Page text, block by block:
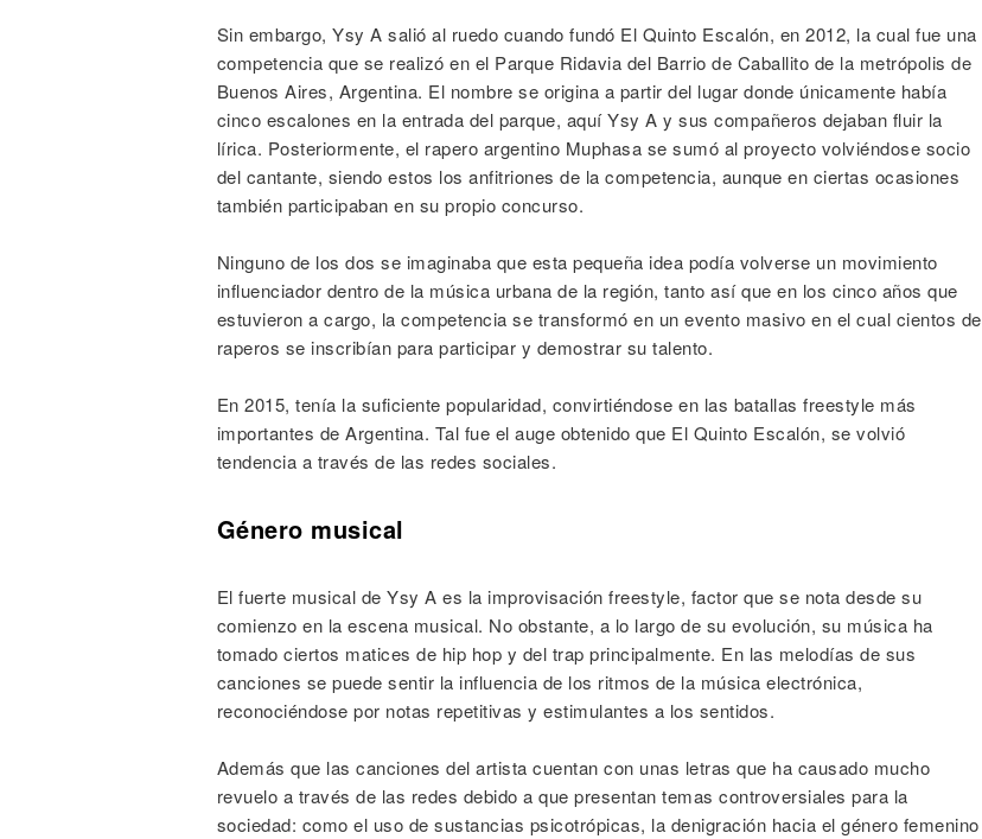
Sin embargo, Ysy A salió al ruedo cuando fundó El Quinto Escalón, en 2012, la cual fue una
competencia que se realizó en el Parque Ridavia del Barrio de Caballito de la metrópolis de
Buenos Aires, Argentina. El nombre se origina a partir del lugar donde únicamente había
cinco escalones en la entrada del parque, aquí Ysy A y sus compañeros dejaban fluir la
lírica. Posteriormente, el rapero argentino Muphasa se sumó al proyecto volviéndose socio
del cantante, siendo estos los anfitriones de la competencia, aunque en ciertas ocasiones
también participaban en su propio concurso.
Ninguno de los dos se imaginaba que esta pequeña idea podía volverse un movimiento
influenciador dentro de la música urbana de la región, tanto así que en los cinco años que
estuvieron a cargo, la competencia se transformó en un evento masivo en el cual cientos de
raperos se inscribían para participar y demostrar su talento.
En 2015, tenía la suficiente popularidad, convirtiéndose en las batallas freestyle más
importantes de Argentina. Tal fue el auge obtenido que El Quinto Escalón, se volvió
tendencia a través de las redes sociales.
Género musical
El fuerte musical de Ysy A es la improvisación freestyle, factor que se nota desde su
comienzo en la escena musical. No obstante, a lo largo de su evolución, su música ha
tomado ciertos matices de hip hop y del trap principalmente. En las melodías de sus
canciones se puede sentir la influencia de los ritmos de la música electrónica,
reconociéndose por notas repetitivas y estimulantes a los sentidos.
Además que las canciones del artista cuentan con unas letras que ha causado mucho
revuelo a través de las redes debido a que presentan temas controversiales para la
sociedad: como el uso de sustancias psicotrópicas, la denigración hacia el género femenino